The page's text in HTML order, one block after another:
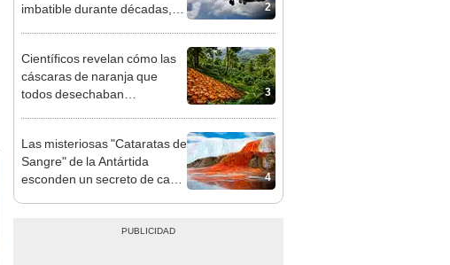
2
imbatible durante décadas,
debilidad
3
Científicos revelan cómo las
cáscaras de naranja que
todos desechaban
después
4
Las misteriosas "Cataratas de
Sangre" de la Antártida
esconden un secreto de casi